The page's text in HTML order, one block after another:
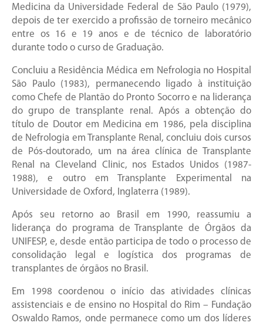
Medicina da Universidade Federal de São Paulo (1979),
depois de ter exercido a profissão de torneiro mecânico
entre os 16 e 19 anos e de técnico de laboratório
durante todo o curso de Graduação.
Concluiu a Residência Médica em Nefrologia no Hospital
São Paulo (1983), permanecendo ligado à instituição
como Chefe de Plantão do Pronto Socorro e na liderança
do grupo de transplante renal. Após a obtenção do
título de Doutor em Medicina em 1986, pela disciplina
de Nefrologia em Transplante Renal, concluiu dois cursos
de Pós-doutorado, um na área clínica de Transplante
Renal na Cleveland Clinic, nos Estados Unidos (1987-
1988), e outro em Transplante Experimental na
Universidade de Oxford, Inglaterra (1989).
Após seu retorno ao Brasil em 1990, reassumiu a
liderança do programa de Transplante de Órgãos da
UNIFESP, e, desde então participa de todo o processo de
consolidação legal e logística dos programas de
transplantes de órgãos no Brasil.
Em 1998 coordenou o início das atividades clínicas
assistenciais e de ensino no Hospital do Rim – Fundação
Oswaldo Ramos, onde permanece como um dos líderes